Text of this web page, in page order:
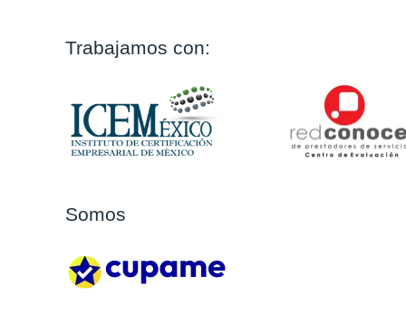
Trabajamos con:
Somos